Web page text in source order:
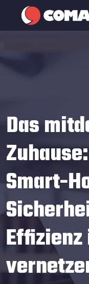
Das
Smart-